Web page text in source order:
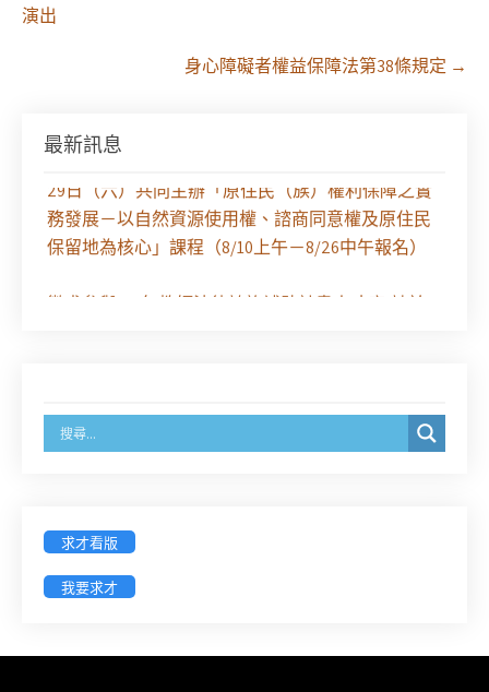
演出
身心障礙者權益保障法第38條規定 →
最新訊息
【課程報名】全律會與台北律師公會等單位定於8月
29日（六）共同主辦「原住民（族）權利保障之實
務發展－以自然資源使用權、諮商同意權及原住民
保留地為核心」課程（8/10上午－8/26中午報名）
徵求參與115年教師法律諮詢補助計畫人才庫(請於
之分公司及商業應參加「勞動權益講習」
戳為憑)】
徵詢有意願擔任臺南市115年度國民中小學法治教育
求才看版
我要求才